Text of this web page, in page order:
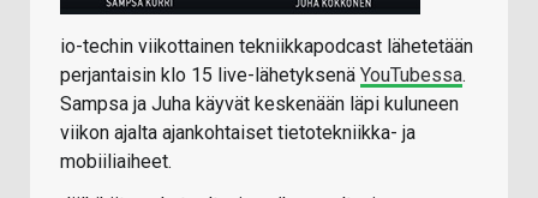
io-techin viikottainen tekniikkapodcast lähetetään
perjantaisin klo 15 live-lähetyksenä YouTubessa.
Sampsa ja Juha käyvät keskenään läpi kuluneen
viikon ajalta ajankohtaiset tietotekniikka- ja
mobiiliaiheet.